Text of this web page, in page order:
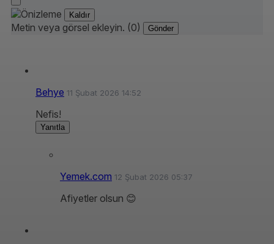
Kaldır
Metin veya görsel ekleyin. (0) Gönder
Behye 11 Şubat 2026 14:52
Nefis!
Yanıtla
Yemek.com 12 Şubat 2026 05:37
Afiyetler olsun 😊